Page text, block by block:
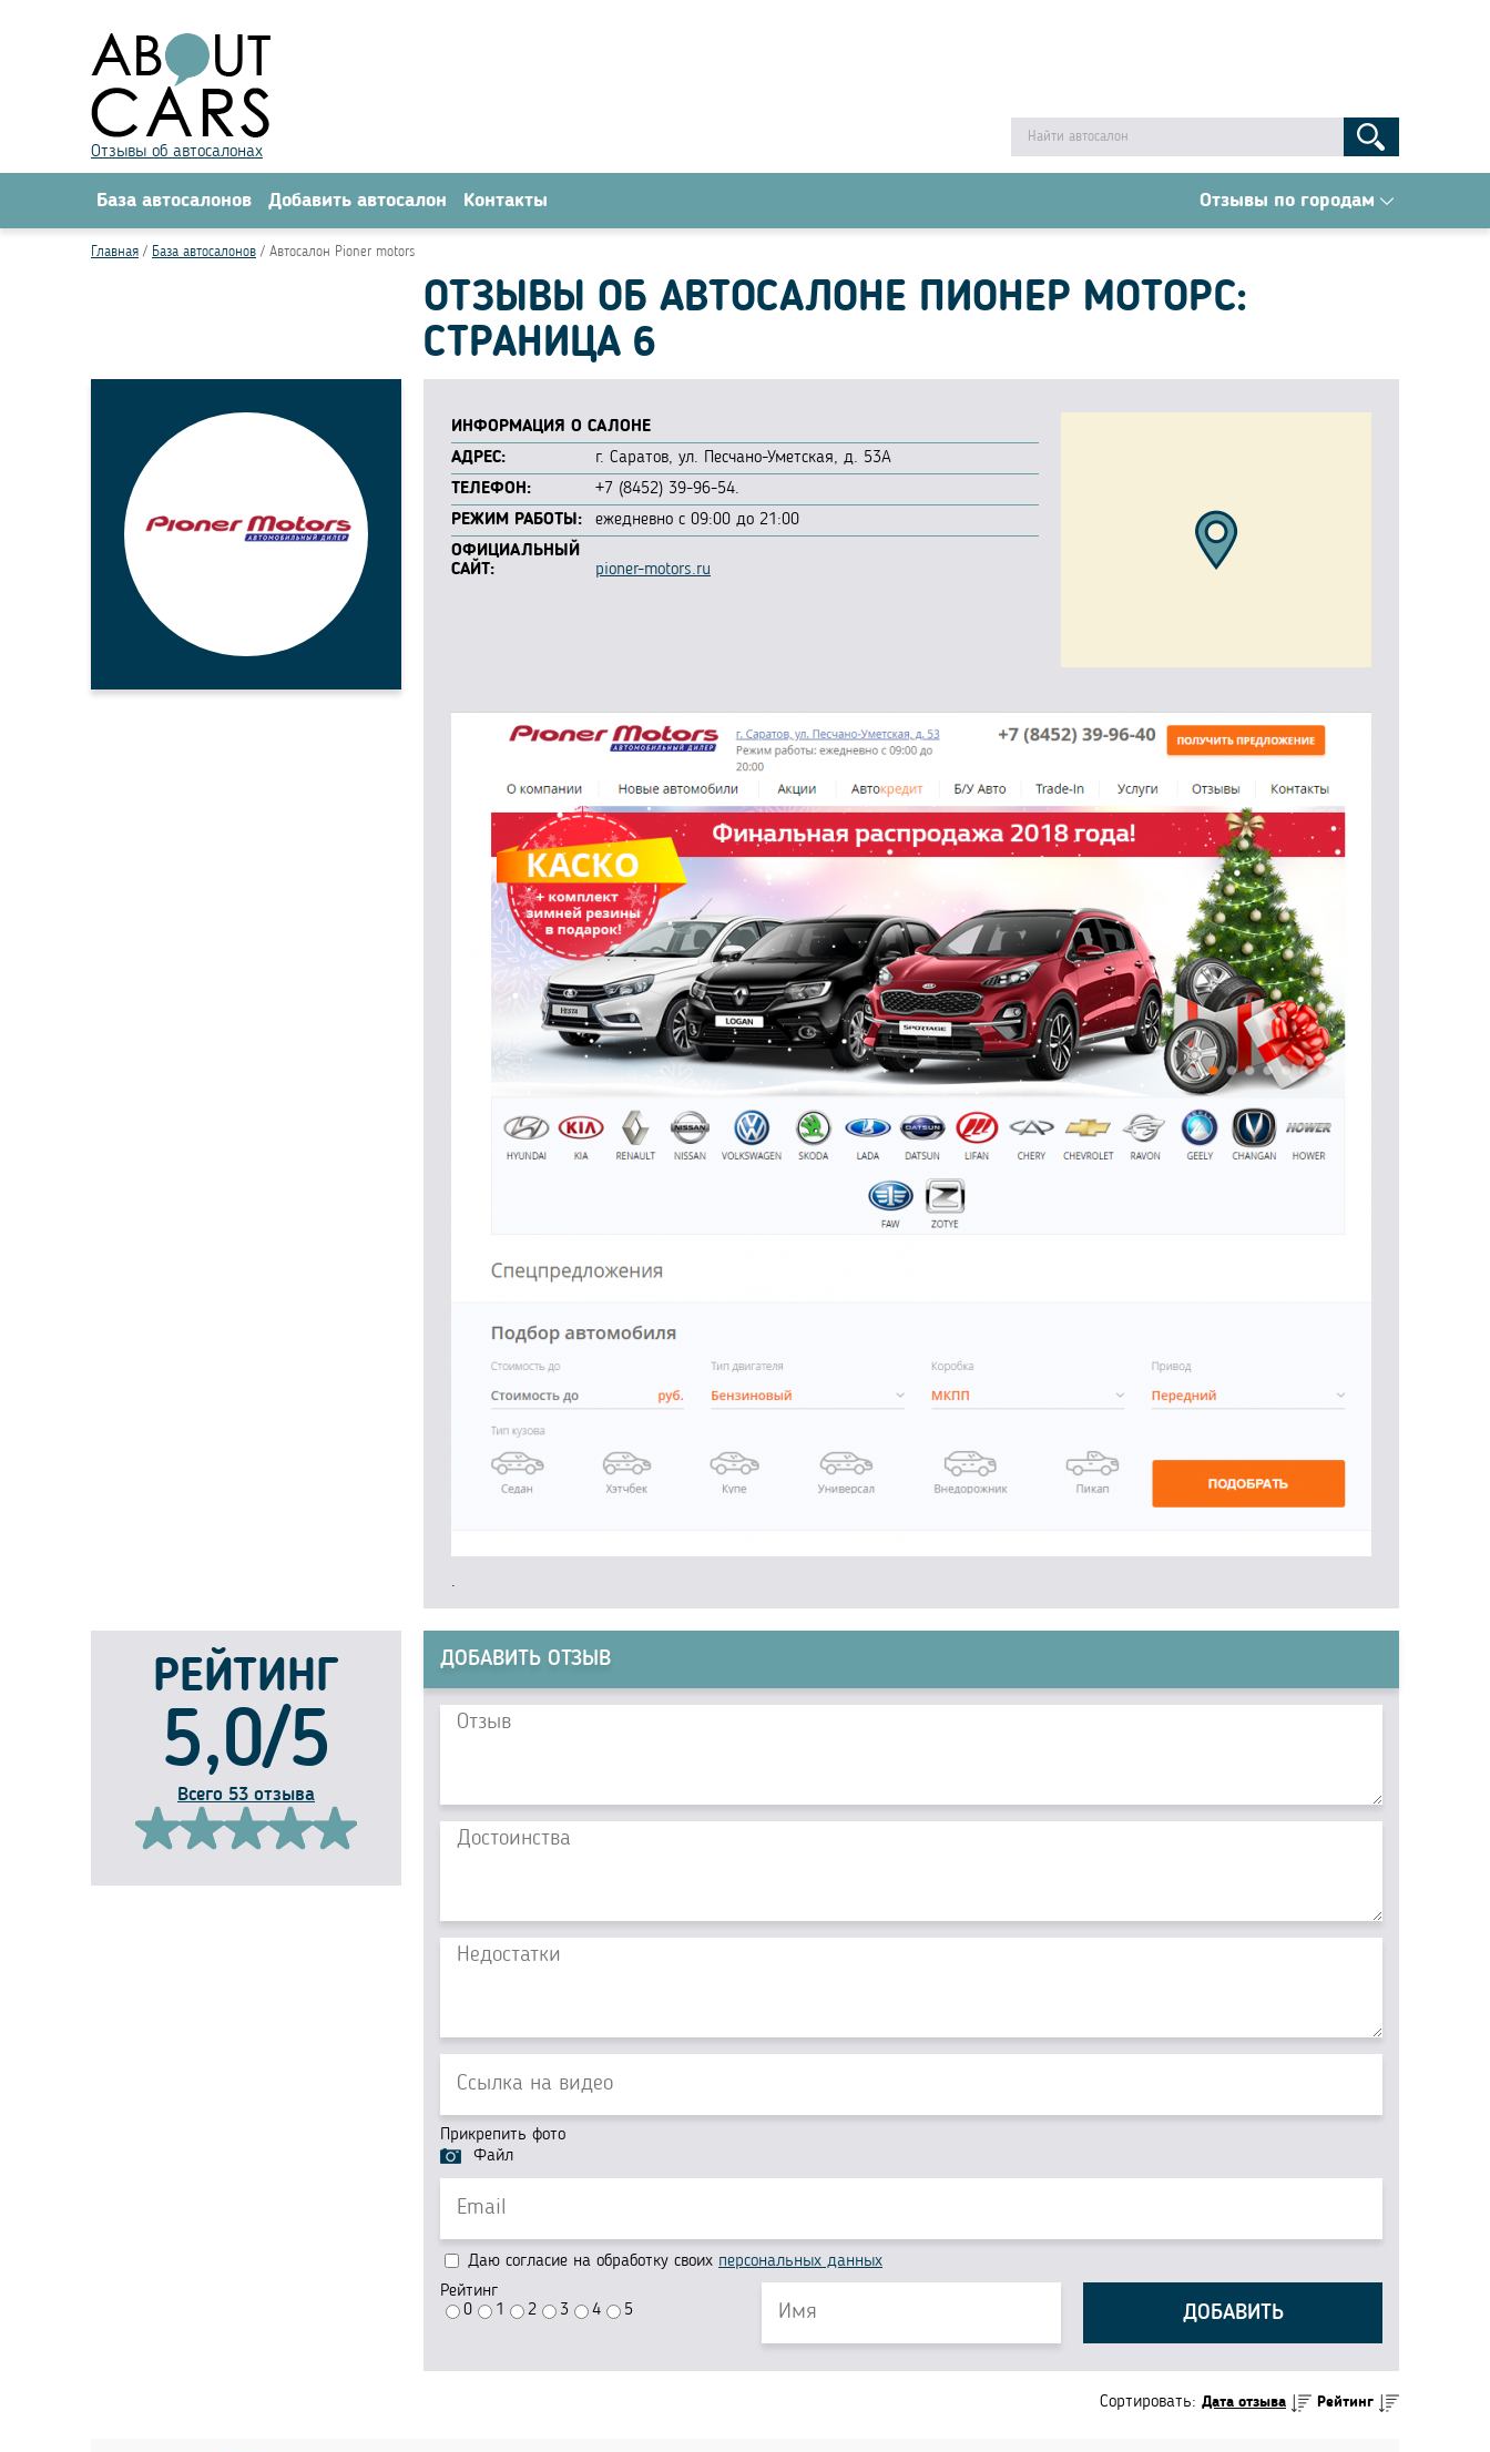
Отзывы об автосалонах
База автосалонов Добавить автосалон Контакты Отзывы по городам
Главная База автосалонов Автосалон Pioner motors
ОТЗЫВЫ ОБ АВТОСАЛОНЕ ПИОНЕР МОТОРС:
СТРАНИЦА 6
ИНФОРМАЦИЯ О САЛОНЕ
АДРЕС:
г. Саратов, ул. Песчано-Уметская, д. 53А
ТЕЛЕФОН:
+7 (8452) 39-96-54.
РЕЖИМ РАБОТЫ:
ежедневно с 09:00 до 21:00
ОФИЦИАЛЬНЫЙ
САЙТ:
pioner-motors.ru
.
РЕЙТИНГ
5,0/5
Всего 53 отзыва
ДОБАВИТЬ ОТЗЫВ
Прикрепить фото
Файл
Даю согласие на обработку своих персональных данных
Рейтинг
0
1 2 3 4 5 ДОБАВИТЬ
Сортировать: Дата отзыва Рейтинг